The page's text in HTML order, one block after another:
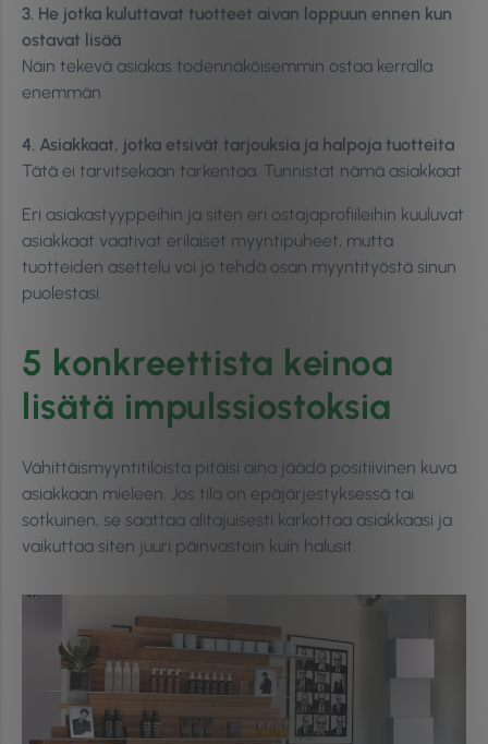
3. He jotka kuluttavat tuotteet aivan loppuun ennen kun
ostavat lisää
Näin tekevä asiakas todennäköisemmin ostaa kerralla
enemmän
4. Asiakkaat, jotka etsivät tarjouksia ja halpoja tuotteita
Tätä ei tarvitsekaan tarkentaa. Tunnistat nämä asiakkaat
​​Eri asiakastyyppeihin ja siten eri ostajaprofiileihin kuuluvat
asiakkaat vaativat erilaiset myyntipuheet, mutta
tuotteiden asettelu voi jo tehdä osan myyntityöstä sinun
puolestasi.
5 konkreettista keinoa
lisätä impulssiostoksia
Vähittäismyyntitiloista pitäisi aina jäädä positiivinen kuva
asiakkaan mieleen. Jos tila on epäjärjestyksessä tai
sotkuinen, se saattaa alitajuisesti karkottaa asiakkaasi ja
vaikuttaa siten juuri päinvastoin kuin halusit.